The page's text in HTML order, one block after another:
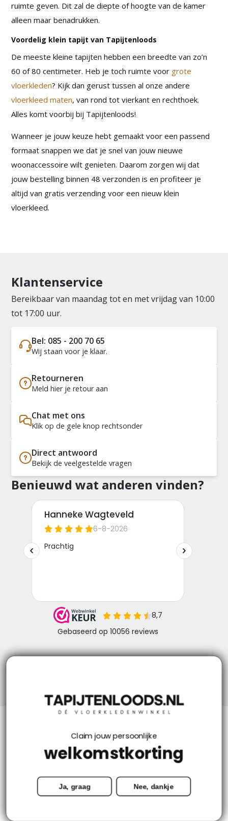
ruimte geven. Dit zal de diepte of hoogte van de kamer
alleen maar benadrukken.
Voordelig klein tapijt van Tapijtenloods
De meeste kleine tapijten hebben een breedte van zo’n
60 of 80 centimeter. Heb je toch ruimte voor grote
vloerkleden? Kijk dan gerust tussen al onze andere
vloerkleed maten, van rond tot vierkant en rechthoek.
Alles komt voorbij bij Tapijtenloods!
Wanneer je jouw keuze hebt gemaakt voor een passend
formaat snappen we dat je snel van jouw nieuwe
woonaccessoire wilt genieten. Daarom zorgen wij dat
jouw bestelling binnen 48 verzonden is en profiteer je
altijd van gratis verzending voor een nieuw klein
vloerkleed.
Klantenservice
Bereikbaar van maandag tot en met vrijdag van 10:00
tot 17:00 uur.
Bel: 085 - 200 70 65
Wij staan voor je klaar.
Retourneren
Meld hier je retour aan
Chat met ons
Klik op de gele knop rechtsonder
Direct antwoord
Bekijk de veelgestelde vragen
Benieuwd wat anderen vinden?
Mijn account
Categorieën
Claim jouw persoonlijke
welkomstkorting
Ja, graag Nee, dankje